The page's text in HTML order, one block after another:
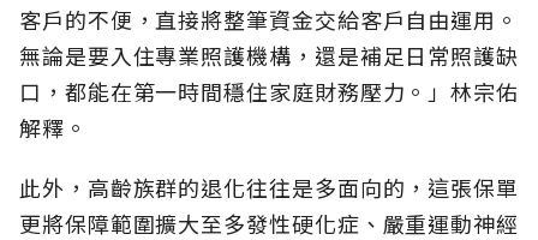
客戶的不便，直接將整筆資金交給客戶自由運用。
無論是要入住專業照護機構，還是補足日常照護缺
口，都能在第一時間穩住家庭財務壓力。」林宗佑
解釋。
此外，高齡族群的退化往往是多面向的，這張保單
更將保障範圍擴大至多發性硬化症、嚴重運動神經